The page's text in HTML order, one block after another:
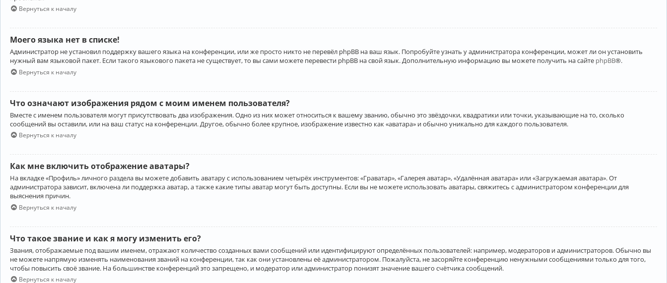
Вернуться к началу
Моего языка нет в списке!
Администратор не установил поддержку вашего языка на конференции, или же просто никто не перевёл phpBB на ваш язык. Попробуйте узнать у администратора конференции, может ли он установить
нужный вам языковой пакет. Если такого языкового пакета не существует, то вы сами можете перевести phpBB на свой язык. Дополнительную информацию вы можете получить на сайте phpBB®.
Вернуться к началу
Что означают изображения рядом с моим именем пользователя?
Вместе с именем пользователя могут присутствовать два изображения. Одно из них может относиться к вашему званию, обычно это звёздочки, квадратики или точки, указывающие на то, сколько
сообщений вы оставили, или на ваш статус на конференции. Другое, обычно более крупное, изображение известно как «аватара» и обычно уникально для каждого пользователя.
Вернуться к началу
Как мне включить отображение аватары?
На вкладке «Профиль» личного раздела вы можете добавить аватару с использованием четырёх инструментов: «Граватар», «Галерея аватар», «Удалённая аватара» или «Загружаемая аватара». От
администратора зависит, включена ли поддержка аватар, а также какие типы аватар могут быть доступны. Если вы не можете использовать аватары, свяжитесь с администратором конференции для
выяснения причин.
Вернуться к началу
Что такое звание и как я могу изменить его?
Звания, отображаемые под вашим именем, отражают количество созданных вами сообщений или идентифицируют определённых пользователей: например, модераторов и администраторов. Обычно вы
не можете напрямую изменять наименования званий на конференции, так как они установлены её администратором. Пожалуйста, не засоряйте конференцию ненужными сообщениями только для того,
чтобы повысить своё звание. На большинстве конференций это запрещено, и модератор или администратор понизят значение вашего счётчика сообщений.
Вернуться к началу